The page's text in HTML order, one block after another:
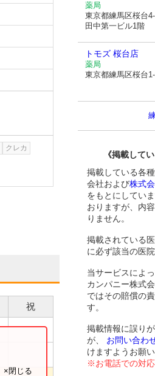
クレカ
祝
×閉じる
薬局
東京都練馬区桜台
田中第一ビル1階
トモズ 桜台店
薬局
東京都練馬区桜台
《掲載して
掲載している各
会社および株式
をもとにしてい
おりますが、内
りません。
掲載されている
に必ず該当の医
当サービスによ
カンパニー株式
ではその賠償の
す。
掲載情報に誤り
が、
お問い合わ
けますようお願
※お電話での対